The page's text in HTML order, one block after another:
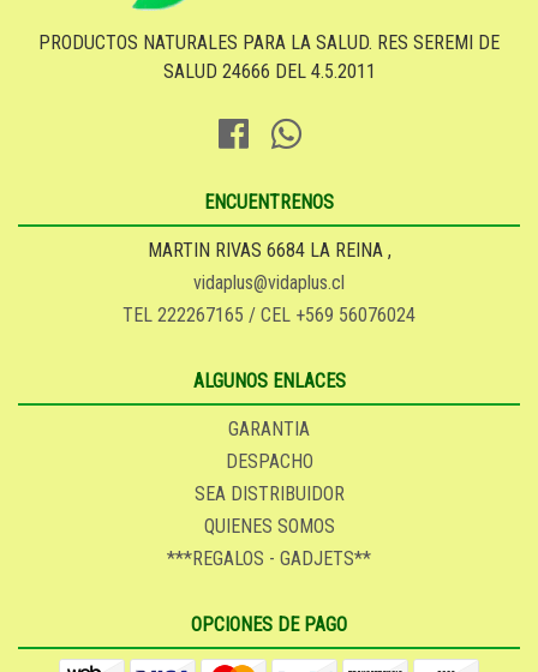
PRODUCTOS NATURALES PARA LA SALUD. RES SEREMI DE
SALUD 24666 DEL 4.5.2011
ENCUENTRENOS
MARTIN RIVAS 6684 LA REINA ,
vidaplus@vidaplus.cl
TEL 222267165 / CEL +569 56076024
ALGUNOS ENLACES
GARANTIA
DESPACHO
SEA DISTRIBUIDOR
QUIENES SOMOS
***REGALOS - GADJETS**
OPCIONES DE PAGO